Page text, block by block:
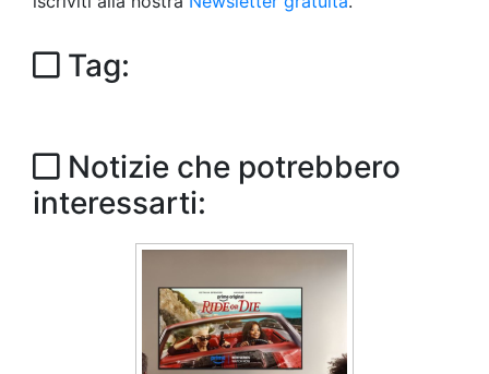
Tag:
Notizie che potrebbero
interessarti: